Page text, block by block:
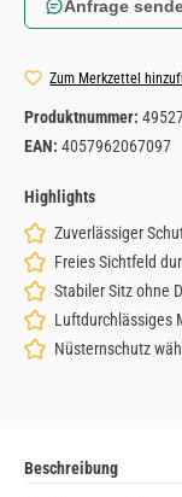
Anfrage
Zum Merkzettel
Produktnummer:
EAN: 4057962067097
Highlights
Zuverlässiger
Freies Sichtfeld
Stabiler Sitz ohne
Luftdurchlässiges
Nüsternschutz
Beschreibung